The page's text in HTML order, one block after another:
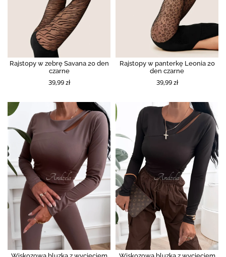
Rajstopy w zebrę Savana 20 den
czarne
39,99 zł
Rajstopy w panterkę Leonia 20
den czarne
39,99 zł